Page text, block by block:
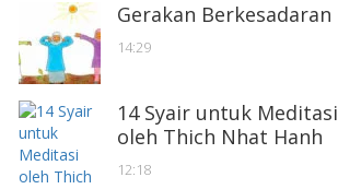
Gerakan Berkesadaran
14:29
14 Syair untuk Meditasi
oleh Thich Nhat Hanh
12:18